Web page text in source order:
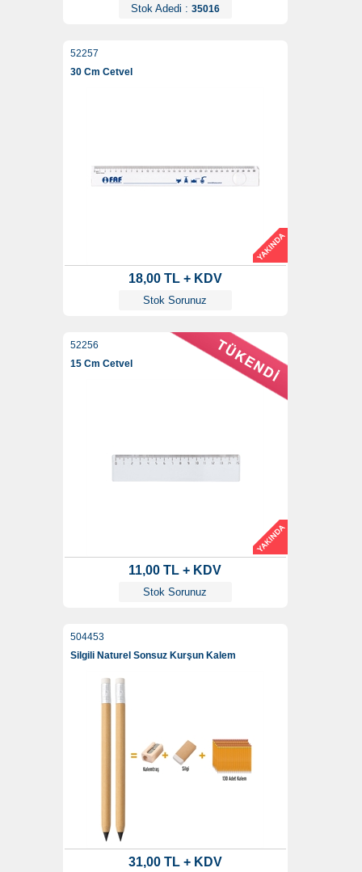
Stok Adedi : 35016
52257
30 Cm Cetvel
18,00 TL + KDV
Stok Sorunuz
52256
15 Cm Cetvel
11,00 TL + KDV
Stok Sorunuz
504453
Silgili Naturel Sonsuz Kurşun Kalem
31,00 TL + KDV